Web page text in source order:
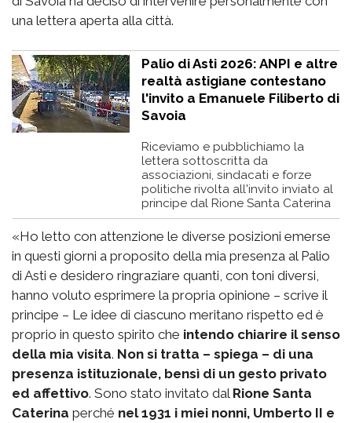
una lettera aperta alla città.
Palio di Asti 2026: ANPI e altre
realtà astigiane contestano
l'invito a Emanuele Filiberto di
Savoia
Riceviamo e pubblichiamo la
lettera sottoscritta da
associazioni, sindacati e forze
politiche rivolta all'invito inviato al
principe dal Rione Santa Caterina
«Ho letto con attenzione le diverse posizioni emerse
in questi giorni a proposito della mia presenza al Palio
di Asti e desidero ringraziare quanti, con toni diversi,
hanno voluto esprimere la propria opinione – scrive il
principe – Le idee di ciascuno meritano rispetto ed è
proprio in questo spirito che intendo chiarire il senso
della mia visita. Non si tratta – spiega – di una
presenza istituzionale, bensì di un gesto privato
ed affettivo. Sono stato invitato dal Rione Santa
Caterina perché nel 1931 i miei nonni, Umberto II e